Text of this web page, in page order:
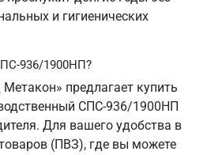
и гигиенических
936/1900НП?
предлагает купить
СПС-936/1900НП
Для вашего удобства в
(ПВЗ), где вы можете